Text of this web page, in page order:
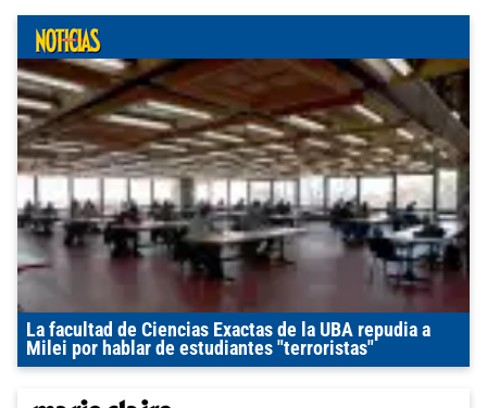
La facultad de Ciencias Exactas de la UBA repudia a
Milei por hablar de estudiantes "terroristas"